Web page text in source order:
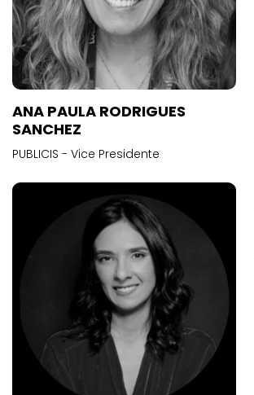
ANA PAULA RODRIGUES
SANCHEZ
PUBLICIS - Vice Presidente